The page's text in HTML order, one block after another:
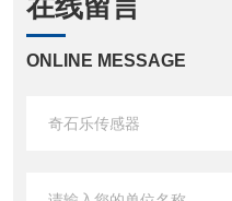
在线留言
ONLINE MESSAGE